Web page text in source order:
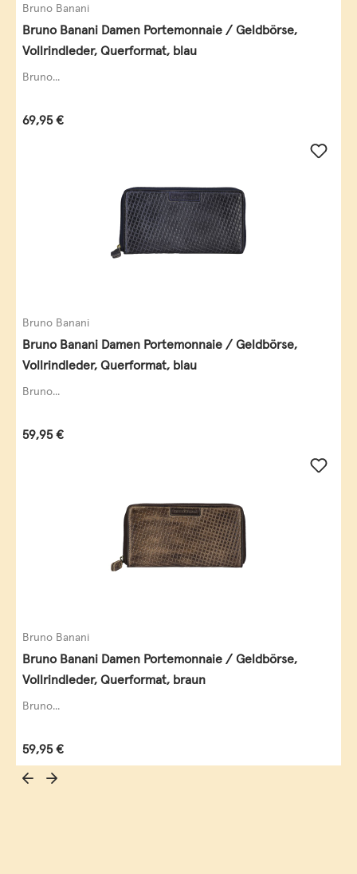
Bruno Banani
Bruno Banani Damen Portemonnaie / Geldbörse,
Vollrindleder, Querformat, blau
Bruno...
Regulärer Preis:
69,95 €
Bruno Banani
Bruno Banani Damen Portemonnaie / Geldbörse,
Vollrindleder, Querformat, blau
Bruno...
Regulärer Preis:
59,95 €
Bruno Banani
Bruno Banani Damen Portemonnaie / Geldbörse,
Vollrindleder, Querformat, braun
Bruno...
Regulärer Preis:
59,95 €